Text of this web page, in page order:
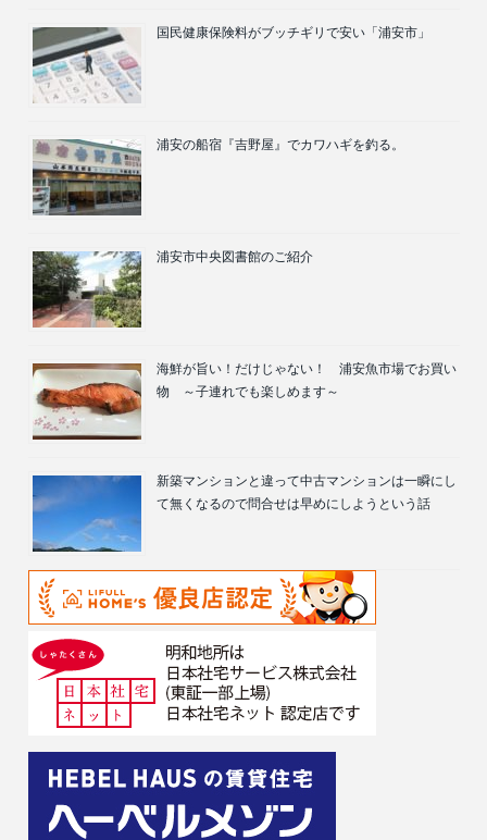
国民健康保険料がブッチギリで安い「浦安市」
浦安の船宿『吉野屋』でカワハギを釣る。
浦安市中央図書館のご紹介
海鮮が旨い！だけじゃない！ 浦安魚市場でお買い
物 ～子連れでも楽しめます～
新築マンションと違って中古マンションは一瞬にし
て無くなるので問合せは早めにしようという話